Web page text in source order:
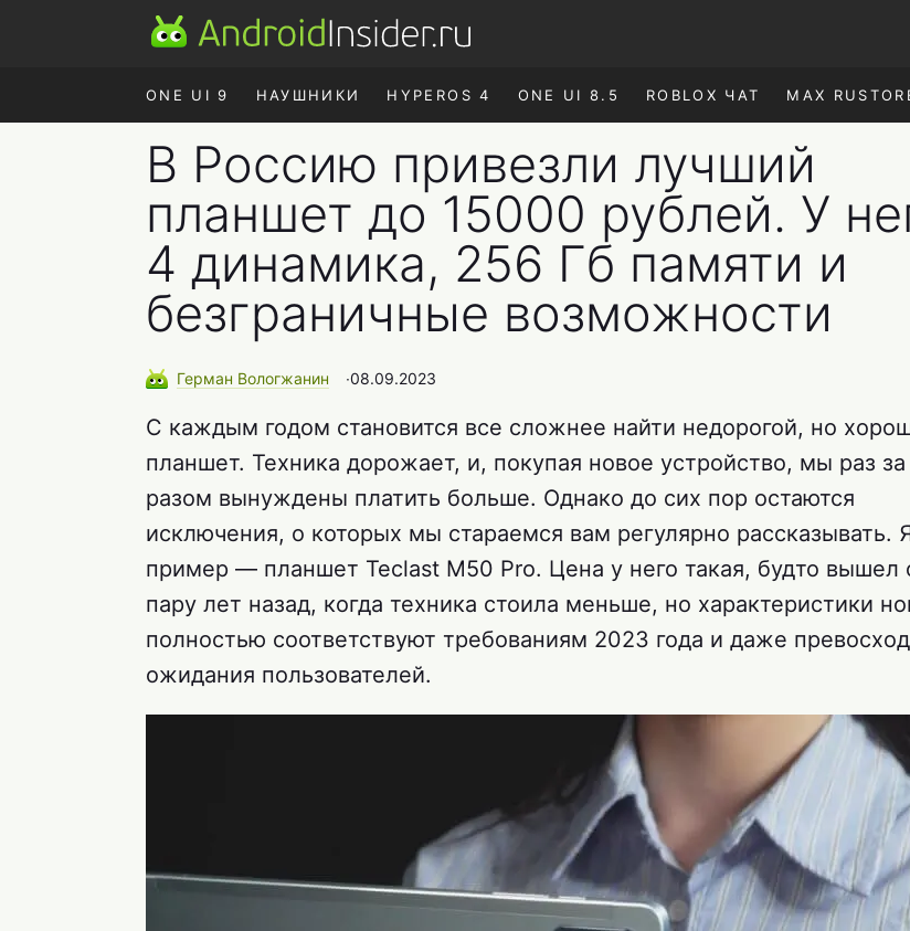
ONE UI 9 НАУШНИКИ HYPEROS 4 ONE UI 8.5 ROBLOX ЧАТ MAX
В Россию привезли лучший
планшет до 15000 рублей. У
4 динамика, 256 Гб памяти и
безграничные возможности
Герман Вологжанин ∙08.09.2023
С каждым годом становится все сложнее найти недорогой, но
планшет. Техника дорожает, и, покупая новое устройство, мы раз за
разом вынуждены платить больше. Однако до сих пор остаются
исключения, о которых мы стараемся вам регулярно рассказывать.
пример — планшет Teclast M50 Pro. Цена у него такая, будто вышел
пару лет назад, когда техника стоила меньше, но характеристики
полностью соответствуют требованиям 2023 года и даже
ожидания пользователей.